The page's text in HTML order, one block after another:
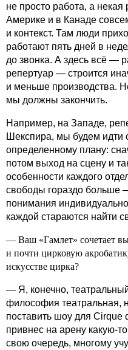
не просто работа, а некая
Америке и в Канаде
и контекст. Там люди
работают пять дней в
до звонка. А здесь всё —
репертуар — строится
и меньше производства.
мы должны закончить.
Например, на Западе,
Шекспира, мы будем идти
определенному плану:
потом выход на сцену и
особенности каждого
свободы гораздо больше
понимания
каждой стараются найти
— Ваш «Гамлет» сочетает
и почти цирковую
искусстве цирка?
— Я, конечно,
философия театральная,
поставить шоу для Cirque
привнес на арену какую-
свою очередь, многому